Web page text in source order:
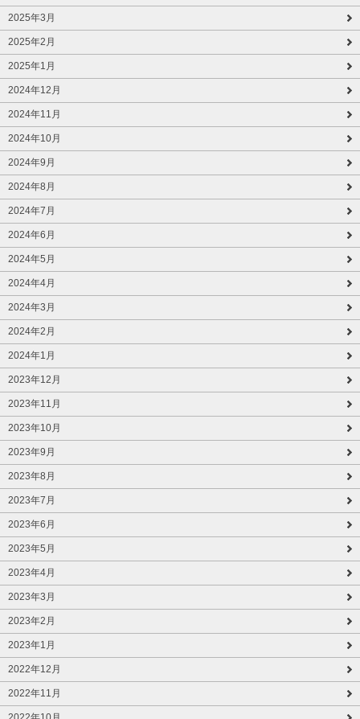
2025年3月
2025年2月
2025年1月
2024年12月
2024年11月
2024年10月
2024年9月
2024年8月
2024年7月
2024年6月
2024年5月
2024年4月
2024年3月
2024年2月
2024年1月
2023年12月
2023年11月
2023年10月
2023年9月
2023年8月
2023年7月
2023年6月
2023年5月
2023年4月
2023年3月
2023年2月
2023年1月
2022年12月
2022年11月